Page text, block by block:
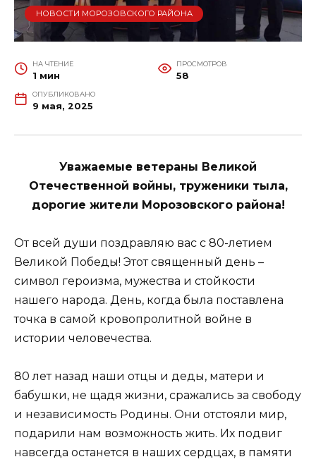
НОВОСТИ МОРОЗОВСКОГО РАЙОНА
НА ЧТЕНИЕ
1 мин
ПРОСМОТРОВ
58
ОПУБЛИКОВАНО
9 мая, 2025
Уважаемые ветераны Великой
Отечественной войны, труженики тыла,
дорогие жители Морозовского района!
От всей души поздравляю вас с 80-летием
Великой Победы! Этот священный день –
символ героизма, мужества и стойкости
нашего народа. День, когда была поставлена
точка в самой кровопролитной войне в
истории человечества.
80 лет назад наши отцы и деды, матери и
бабушки, не щадя жизни, сражались за свободу
и независимость Родины. Они отстояли мир,
подарили нам возможность жить. Их подвиг
навсегда останется в наших сердцах, в памяти